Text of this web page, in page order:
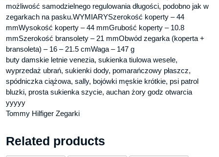
możliwość samodzielnego regulowania długości, podobno jak w
zegarkach na pasku.WYMIARYSzerokość koperty – 44
mmWysokość koperty – 44 mmGrubość koperty – 10.8
mmSzerokość bransolety – 21 mmObwód zegarka (koperta +
bransoleta) – 16 – 21.5 cmWaga – 147 g
buty damskie letnie venezia, sukienka tiulowa wesele,
wyprzedaż ubrań, sukienki dody, pomarańczowy płaszcz,
spódniczka ciążowa, sally, bojówki męskie krótkie, psi patrol
bluzki, prosta sukienka szycie, auchan żory godz otwarcia
yyyyy
Tommy Hilfiger Zegarki
Related products